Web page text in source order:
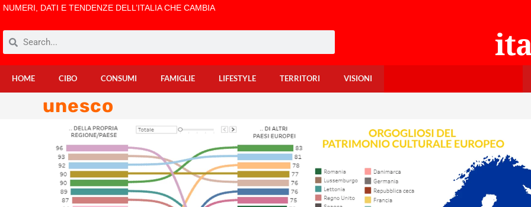
NUMERI, DATI E TENDENZE DELL’ITALIA CHE CAMBIA
HOME CIBO CONSUMI FAMIGLIE LIFESTYLE TERRITORI VISIONI
unesco